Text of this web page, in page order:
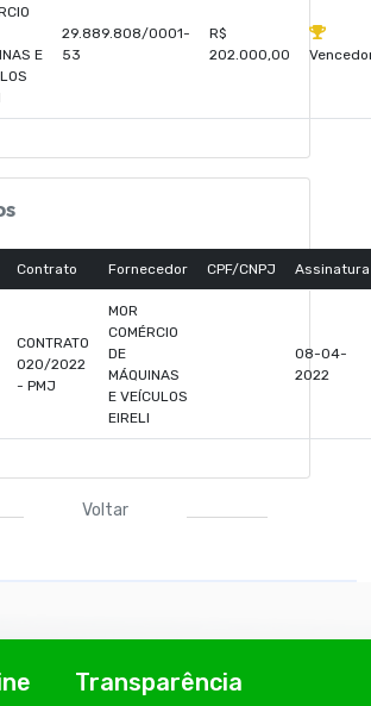
E
29.889.808/0001-
53
R$
202.000,00
Contrato Fornecedor CPF/CNPJ Assinatura
CONTRATO
020/2022
- PMJ
MOR
COMÉRCIO
DE
MÁQUINAS
E VEÍCULOS
EIRELI
08-04-
2022
Voltar
Transparência